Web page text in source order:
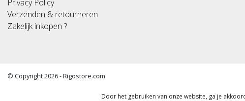
Privacy Policy
Verzenden & retourneren
Zakelijk inkopen ?
© Copyright 2026 - Rigostore.com
Door het gebruiken van onze website, ga je